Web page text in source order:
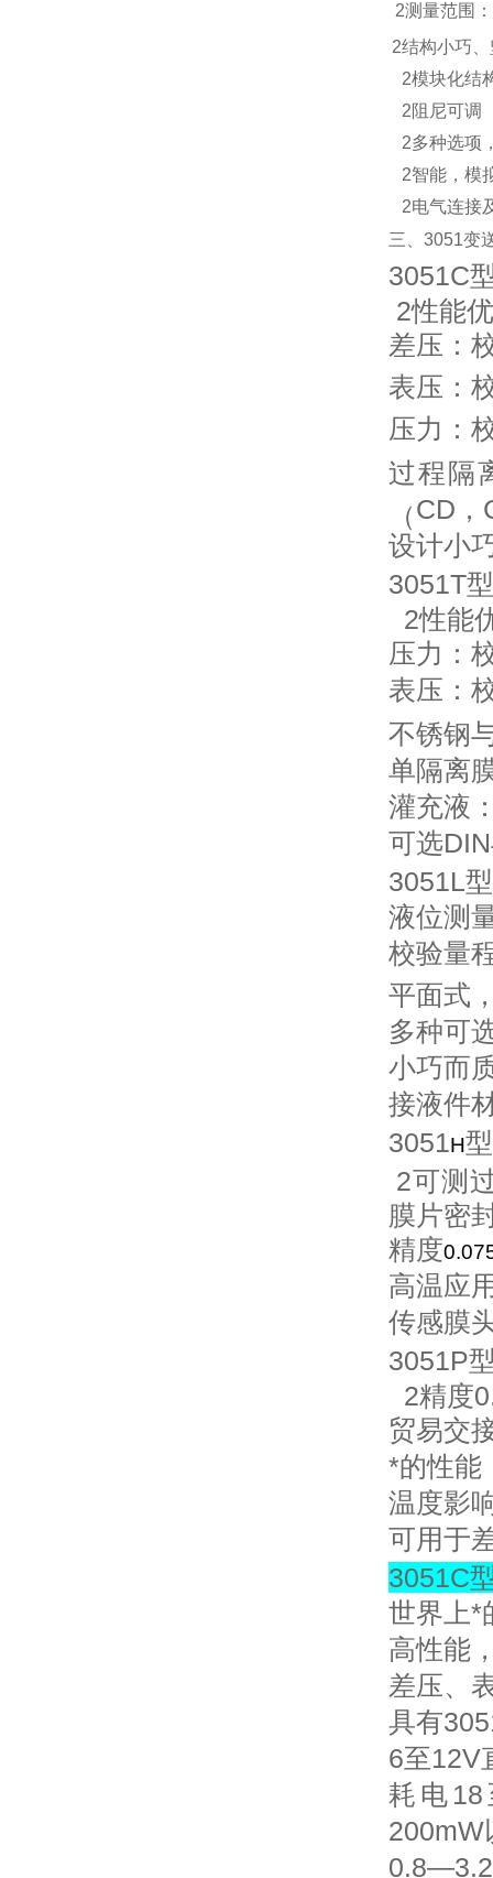
2测量范围：
2结构小巧
2模块化结
2阻尼可调
2多种选项
2智能，模
2电气连接
三、 3051变
3051C
2性能
差压：
表压：
压力：
过程隔
（ CD ，
设计小
3051T
2性能
压力：
表压：
不锈钢
单隔离
灌充液
可选DIN
3051L
液位测
校验量
平面式
多种可
小巧而
接液件
3051H
2可测
膜片密
精度
高温应
传感膜
3051P
2精度
贸易交
*的性能
温度影
可用于
3051C
世界上*
高性能
差压、
具有
6至12V
耗电 18
200mW
0.8—